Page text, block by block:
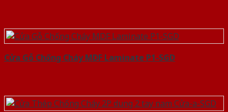
Cửa Gỗ Chống Cháy MDF Laminate P1-SGD